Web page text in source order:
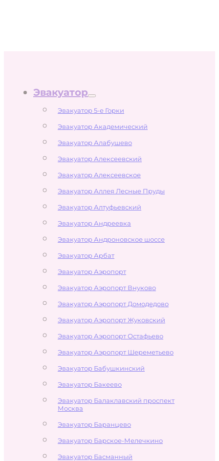
Эвакуатор
Эвакуатор 5-е Горки
Эвакуатор Академический
Эвакуатор Алабушево
Эвакуатор Алексеевский
Эвакуатор Алексеевское
Эвакуатор Аллея Лесные Пруды
Эвакуатор Алтуфьевский
Эвакуатор Андреевка
Эвакуатор Андроновское шоссе
Эвакуатор Арбат
Эвакуатор Аэропорт
Эвакуатор Аэропорт Внуково
Эвакуатор Аэропорт Домодедово
Эвакуатор Аэропорт Жуковский
Эвакуатор Аэропорт Остафьево
Эвакуатор Аэропорт Шереметьево
Эвакуатор Бабушкинский
Эвакуатор Бакеево
Эвакуатор Балаклавский проспект
Москва
Эвакуатор Баранцево
Эвакуатор Барское-Мелечкино
Эвакуатор Басманный